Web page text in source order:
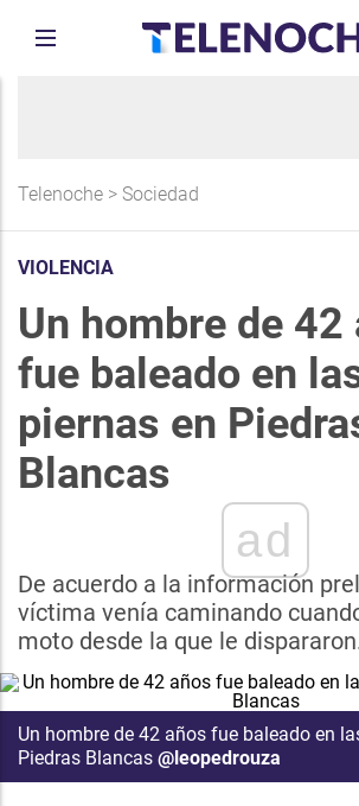
Telenoche > Sociedad
VIOLENCIA
Un hombre de 42
fue baleado en
piernas en
Blancas
ad
De acuerdo a la información
víctima venía caminando
moto desde la que le
Un hombre de 42 años fue baleado en
Piedras Blancas @leopedrouza